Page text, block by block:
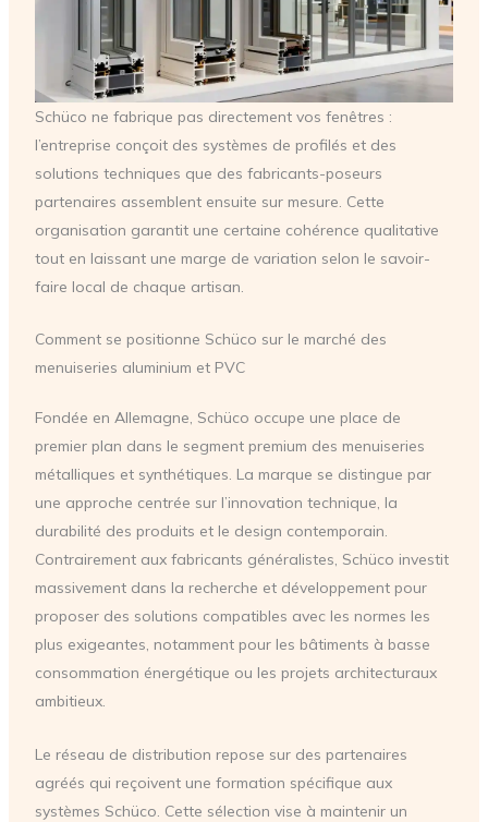
Schüco ne fabrique pas directement vos fenêtres :
l’entreprise conçoit des systèmes de profilés et des
solutions techniques que des fabricants-poseurs
partenaires assemblent ensuite sur mesure. Cette
organisation garantit une certaine cohérence qualitative
tout en laissant une marge de variation selon le savoir-
faire local de chaque artisan.
Comment se positionne Schüco sur le marché des
menuiseries aluminium et PVC
Fondée en Allemagne, Schüco occupe une place de
premier plan dans le segment premium des menuiseries
métalliques et synthétiques. La marque se distingue par
une approche centrée sur l’innovation technique, la
durabilité des produits et le design contemporain.
Contrairement aux fabricants généralistes, Schüco investit
massivement dans la recherche et développement pour
proposer des solutions compatibles avec les normes les
plus exigeantes, notamment pour les bâtiments à basse
consommation énergétique ou les projets architecturaux
ambitieux.
Le réseau de distribution repose sur des partenaires
agréés qui reçoivent une formation spécifique aux
systèmes Schüco. Cette sélection vise à maintenir un